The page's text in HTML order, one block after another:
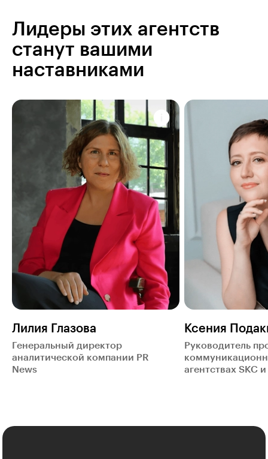
Лидеры этих агентств
станут вашими
наставниками
Лилия Глазова
Генеральный директор
аналитической компании PR
News
Ксения
Руководитель
агентствах SKC